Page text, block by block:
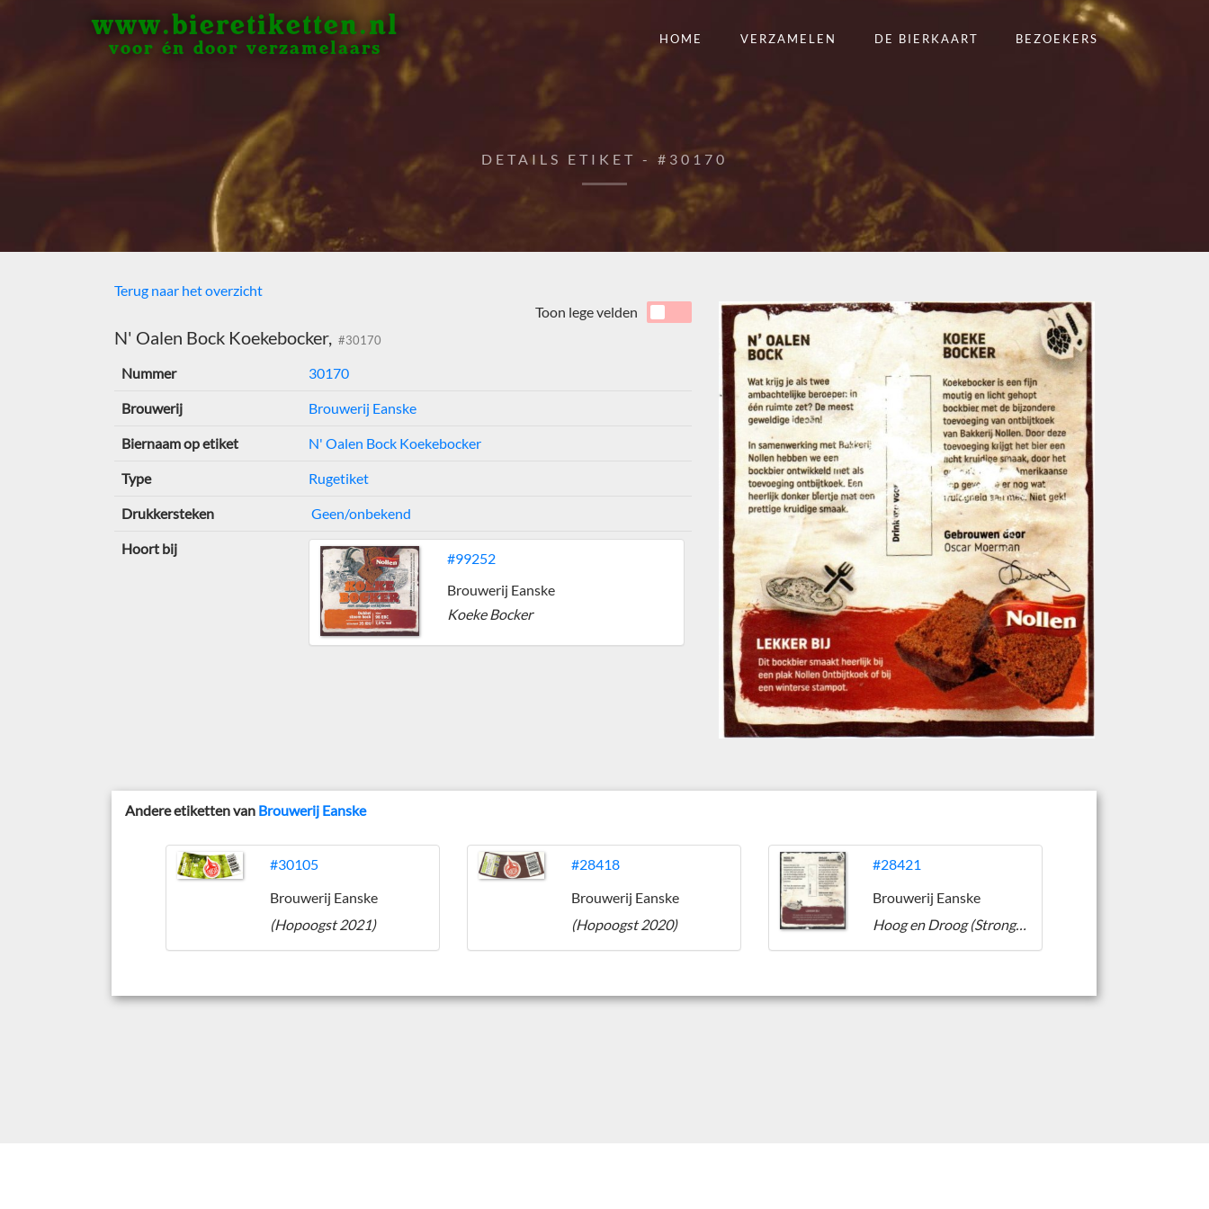
www.bieretiketten.nl
voor én door verzamelaars
HOME VERZAMELEN DE BIERKAART BEZOEKERS
DETAILS ETIKET - #30170
Terug naar het overzicht
N' Oalen Bock Koekebocker, #30170
Toon lege velden
Nummer 30170
Brouwerij Brouwerij Eanske
Biernaam op etiket N' Oalen Bock Koekebocker
Type Rugetiket
Drukkersteken Geen/onbekend
Hoort bij
#99252
Brouwerij Eanske
Koeke Bocker
Andere etiketten van Brouwerij Eanske
#30105
Brouwerij Eanske
(Hopoogst 2021)
#28418
Brouwerij Eanske
(Hopoogst 2020)
#28421
Brouwerij Eanske
Hoog en Droog (Strong Brown Ale)